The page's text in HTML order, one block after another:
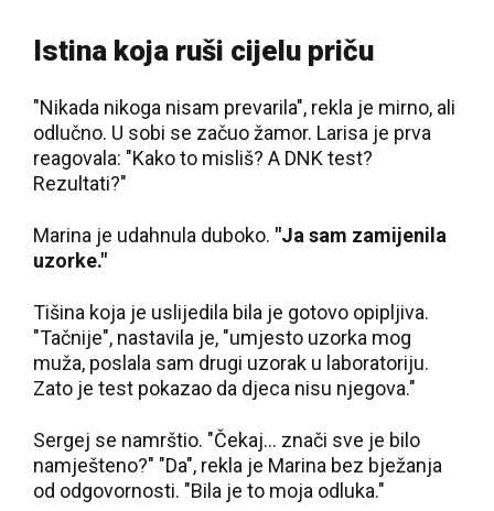
Istina koja ruši cijelu priču
"Nikada nikoga nisam prevarila", rekla je mirno, ali
odlučno. U sobi se začuo žamor. Larisa je prva
reagovala: "Kako to misliš? A DNK test?
Rezultati?"
Marina je udahnula duboko. "Ja sam zamijenila
uzorke."
Tišina koja je uslijedila bila je gotovo opipljiva.
"Tačnije", nastavila je, "umjesto uzorka mog
muža, poslala sam drugi uzorak u laboratoriju.
Zato je test pokazao da djeca nisu njegova."
Sergej se namrštio. "Čekaj… znači sve je bilo
namješteno?" "Da", rekla je Marina bez bježanja
od odgovornosti. "Bila je to moja odluka."